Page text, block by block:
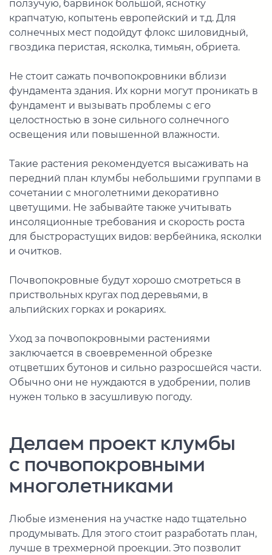
ползучую, барвинок большой, яснотку
крапчатую, копытень европейский и т.д. Для
солнечных мест подойдут флокс шиловидный,
гвоздика перистая, ясколка, тимьян, обриета.
Не стоит сажать почвопокровники вблизи
фундамента здания. Их корни могут проникать в
фундамент и вызывать проблемы с его
целостностью в зоне сильного солнечного
освещения или повышенной влажности.
Такие растения рекомендуется высаживать на
передний план клумбы небольшими группами в
сочетании с многолетними декоративно
цветущими. Не забывайте также учитывать
инсоляционные требования и скорость роста
для быстрорастущих видов: вербейника, ясколки
и очитков.
Почвопокровные будут хорошо смотреться в
приствольных кругах под деревьями, в
альпийских горках и рокариях.
Уход за почвопокровными растениями
заключается в своевременной обрезке
отцветших бутонов и сильно разросшейся части.
Обычно они не нуждаются в удобрении, полив
нужен только в засушливую погоду.
Делаем проект клумбы
с почвопокровными
многолетниками
Любые изменения на участке надо тщательно
продумывать. Для этого стоит разработать план,
лучше в трехмерной проекции. Это позволит